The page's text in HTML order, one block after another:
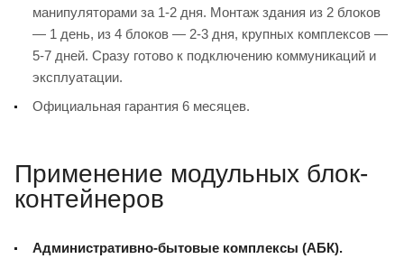
манипуляторами за 1-2 дня. Монтаж здания из 2 блоков
— 1 день, из 4 блоков — 2-3 дня, крупных комплексов —
5-7 дней. Сразу готово к подключению коммуникаций и
эксплуатации.
Официальная гарантия 6 месяцев.
Применение модульных блок-
контейнеров
Административно-бытовые комплексы (АБК).